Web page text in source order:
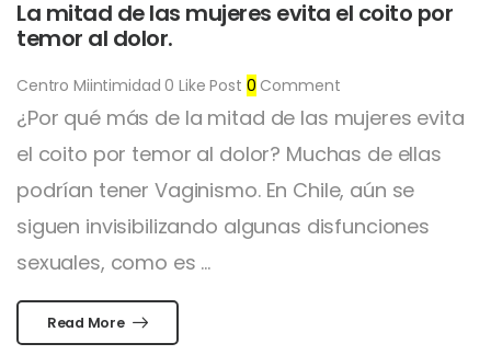
La mitad de las mujeres evita el coito por
temor al dolor.
Centro Miintimidad 0 Like Post 0 Comment
¿Por qué más de la mitad de las mujeres evita
el coito por temor al dolor? Muchas de ellas
podrían tener Vaginismo. En Chile, aún se
siguen invisibilizando algunas disfunciones
sexuales, como es ...
Read More